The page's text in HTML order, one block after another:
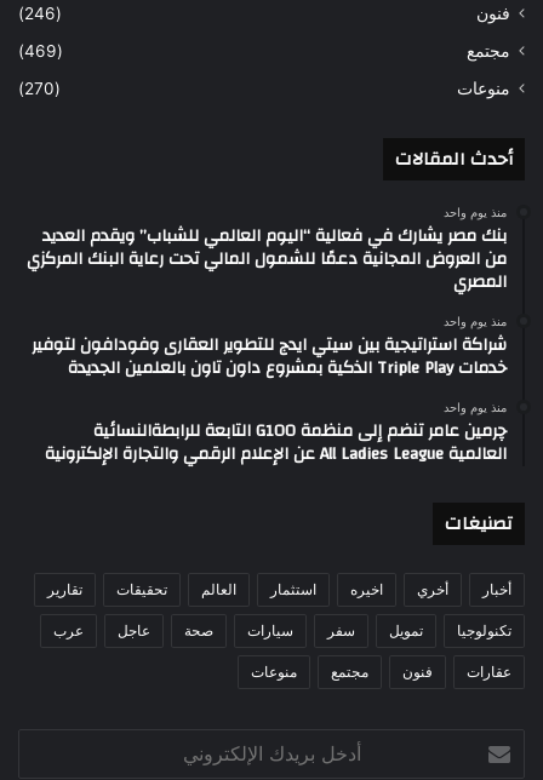
فنون
(246)
مجتمع
(469)
منوعات
(270)
أحدث المقالات
منذ يوم واحد
بنك مصر يشارك في فعالية “اليوم العالمي للشباب” ويقدم العديد
من العروض المجانية دعمًا للشمول المالي تحت رعاية البنك المركزي
المصري
منذ يوم واحد
شراكة استراتيجية بين سيتي ايدج للتطوير العقارى وفودافون لتوفير
خدمات Triple Play الذكية بمشروع داون تاون بالعلمين الجديدة
منذ يوم واحد
چرمين عامر تنضم إلى منظمة G100 التابعة للرابطةالنسائية
العالمية All Ladies League عن الإعلام الرقمي والتجارة الإلكترونية
تصنيغات
أخبار أخري اخيره استثمار العالم تحقيقات تقارير
تكنولوجيا تمويل سفر سيارات صحة عاجل عرب
عقارات فنون مجتمع منوعات
بريدك